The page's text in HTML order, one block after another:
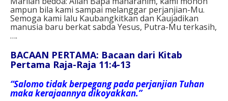
ampun bila kami sampai melanggar perjanjian-Mu.
Semoga kami lalu Kaubangkitkan dan Kaujadikan
manusia baru berkat sabda Yesus, Putra-Mu terkasih,
….
BACAAN PERTAMA: Bacaan dari Kitab
Pertama Raja-Raja 11:4-13
“Salomo tidak berpegang pada perjanjian Tuhan
maka kerajaannya dikoyakkan.”